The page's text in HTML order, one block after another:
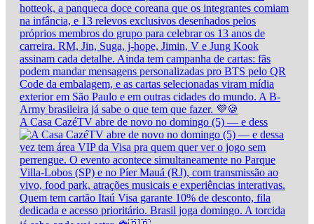
A Casa CazéTV abre de novo no domingo (5) — e dess